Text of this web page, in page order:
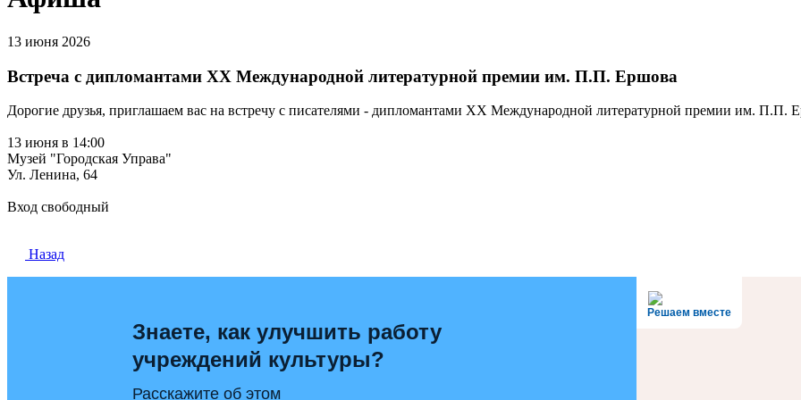
13 июня 2026
Встреча с дипломантами XX Международной литературной премии им. П.П. Ершова
Дорогие друзья, приглашаем вас на встречу с писателями - дипломантами XX Международной литературной премии им. П.П.
13 июня в 14:00
Музей "Городская Управа"
Ул. Ленина, 64
Вход свободный
Назад
Решаем вместе
Знаете, как улучшить работу
учреждений культуры?
Расскажите об этом